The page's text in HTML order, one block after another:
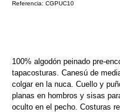
Referencia: CGPUC10
100% algodón peinado pre-
tapacosturas. Canesú de
colgar en la nuca. Cuello y
planas en hombros y sisas
oculto en el pecho. Costuras